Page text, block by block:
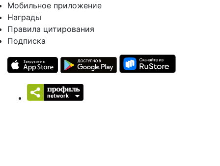
Мобильное приложение
Награды
Правила цитирования
Подписка